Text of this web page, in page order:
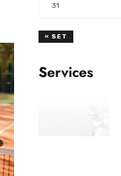
31
« SET
Services